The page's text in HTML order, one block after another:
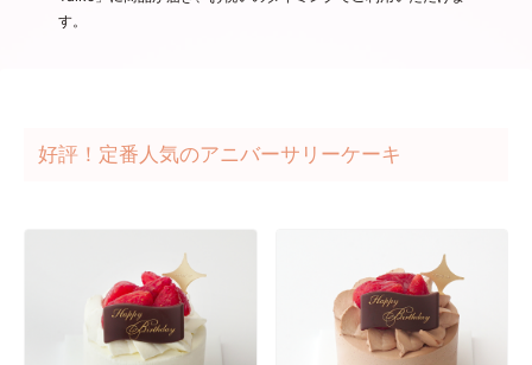
す。
好評！定番人気のアニバーサリーケーキ